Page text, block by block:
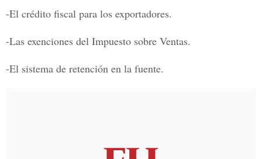
-El crédito fiscal para los exportadores.
-Las exenciones del Impuesto sobre Ventas.
-El sistema de retención en la fuente.